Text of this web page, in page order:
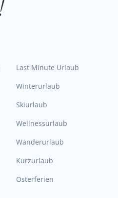
Last Minute Urlaub
Winterurlaub
Skiurlaub
Wellnessurlaub
Wanderurlaub
Kurzurlaub
Osterferien